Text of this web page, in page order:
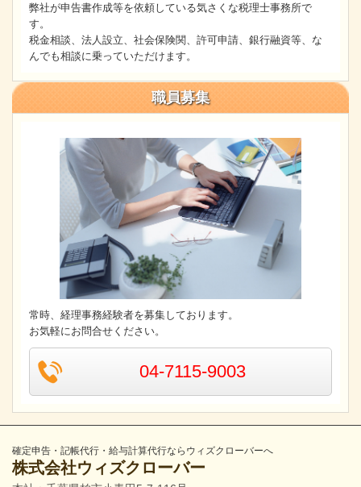
弊社が申告書作成等を依頼している気さくな税理士事務所で
す。
税金相談、法人設立、社会保険関、許可申請、銀行融資等、な
んでも相談に乗っていただけます。
職員募集
常時、経理事務経験者を募集しております。
お気軽にお問合せください。
04-7115-9003
確定申告・記帳代行・給与計算代行ならウィズクローバーへ
株式会社ウィズクローバー